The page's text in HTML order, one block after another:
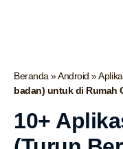
Beranda»Android»
badan) untuk di Rumah
10+